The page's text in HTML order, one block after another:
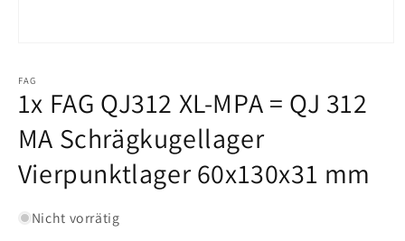
FAG
1x FAG QJ312 XL-MPA = QJ 312
MA Schrägkugellager
Vierpunktlager 60x130x31 mm
Nicht vorrätig